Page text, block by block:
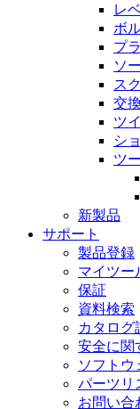
レ
ボ
プ
ソー
ス
交
ツ
シ
ツ
新製品
サポート
製品登録
マイツー
保証
資料検索
カタログ
安全に関
ソフトウ
パーツリ
お問い合